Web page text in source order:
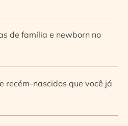
de família e newborn no
recém-nascidos que você já